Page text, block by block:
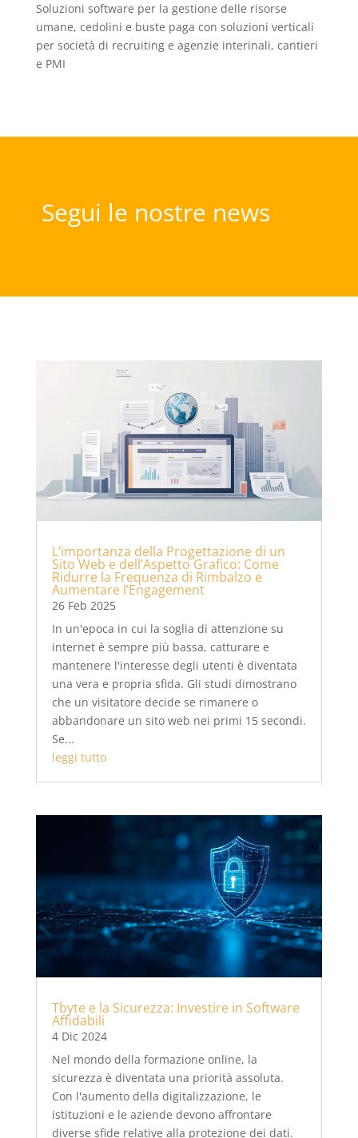
Soluzioni software per la gestione delle risorse
umane, cedolini e buste paga con soluzioni verticali
per società di recruiting e agenzie interinali, cantieri
e PMI
Segui le nostre news
L’importanza della Progettazione di un
Sito Web e dell’Aspetto Grafico: Come
Ridurre la Frequenza di Rimbalzo e
Aumentare l’Engagement
26 Feb 2025
In un'epoca in cui la soglia di attenzione su
internet è sempre più bassa, catturare e
mantenere l'interesse degli utenti è diventata
una vera e propria sfida. Gli studi dimostrano
che un visitatore decide se rimanere o
abbandonare un sito web nei primi 15 secondi.
Se...
leggi tutto
Tbyte e la Sicurezza: Investire in Software
Affidabili
4 Dic 2024
Nel mondo della formazione online, la
sicurezza è diventata una priorità assoluta.
Con l'aumento della digitalizzazione, le
istituzioni e le aziende devono affrontare
diverse sfide relative alla protezione dei dati.